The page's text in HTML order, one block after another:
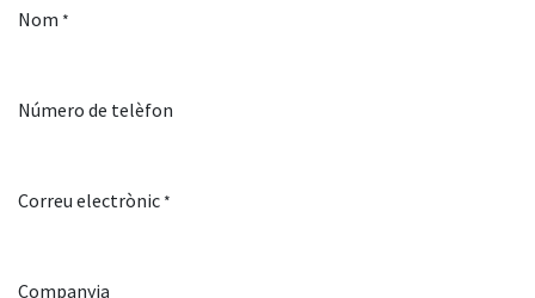
Nom *
Número de telèfon
Correu electrònic *
Companyia